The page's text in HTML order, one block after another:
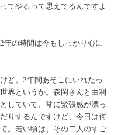
てやるって思えてるんですよ
の時間は今もしっかり心に
ど。2年間あそこにいれたっ
界というか。森岡さんと由利
していて、常に緊張感が漂っ
りするんですけど、今日は何
。若い頃は、その二人のすご